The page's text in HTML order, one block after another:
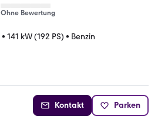
Ohne Bewertung
• 141 kW (192 PS) • Benzin
Kontakt Parken